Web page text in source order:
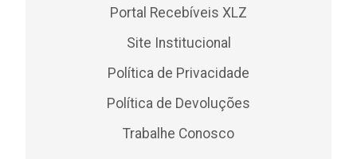
Portal Recebíveis XLZ
Site Institucional
Política de Privacidade
Política de Devoluções
Trabalhe Conosco